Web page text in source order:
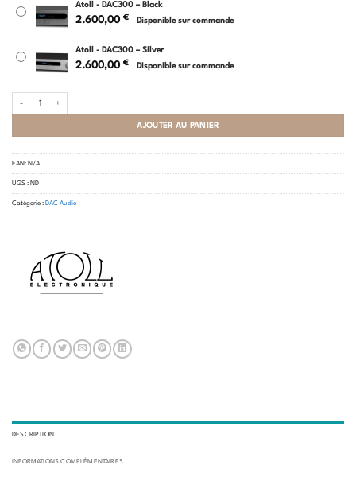
Atoll - DAC300 – Black
2.600,00 € Disponible sur commande
Atoll - DAC300 – Silver
2.600,00 € Disponible sur commande
AJOUTER AU PANIER
EAN: N/A
UGS : ND
Catégorie : DAC Audio
DESCRIPTION
INFORMATIONS COMPLÉMENTAIRES